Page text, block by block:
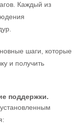
Каждый из
шаги, которые
и получить
поддержки.